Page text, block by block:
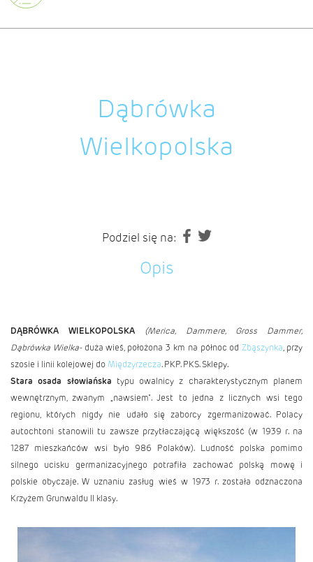
Dąbrówka
Wielkopolska
Podziel się na:
Opis
DĄBRÓWKA WIELKOPOLSKA
(Merica, Dammere, Gross Dammer,
Dąbrówka Wielka- duża wieś, położona 3 km na północ odZbąszynka, przy
szosie i linii kolejowej do Międzyrzecza. PKP. PKS. Sklepy.
Stara osada słowiańska typu owalnicy z charaktery­stycznym planem
wewnętrznym, zwanym „nawsiem". Jest to jedna z licznych wsi tego
regionu, których nig­dy nie udało się zaborcy zgermanizować. Polacy
autochtoni stanowili tu zawsze przytłaczającą większość (w 1939 r. na
1287 mieszkańców wsi było 986 Polaków). Ludność polska pomimo
silnego ucisku germanizacyjnego potrafiła zachować polską mowę i
polskie obyczaje. W uznaniu zasług wieś w 1973 r. została odznaczona
Krzyżem Grunwaldu II klasy.